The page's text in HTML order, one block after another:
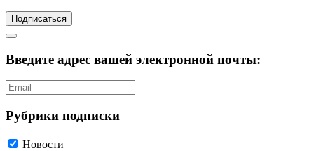
Подписаться
Введите адрес вашей электронной почты:
Рубрики подписки
Новости